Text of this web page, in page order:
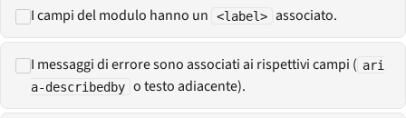
I campi del modulo hanno un <label> associato.
I messaggi di errore sono associati ai rispettivi campi ( ari
a-describedby o testo adiacente).